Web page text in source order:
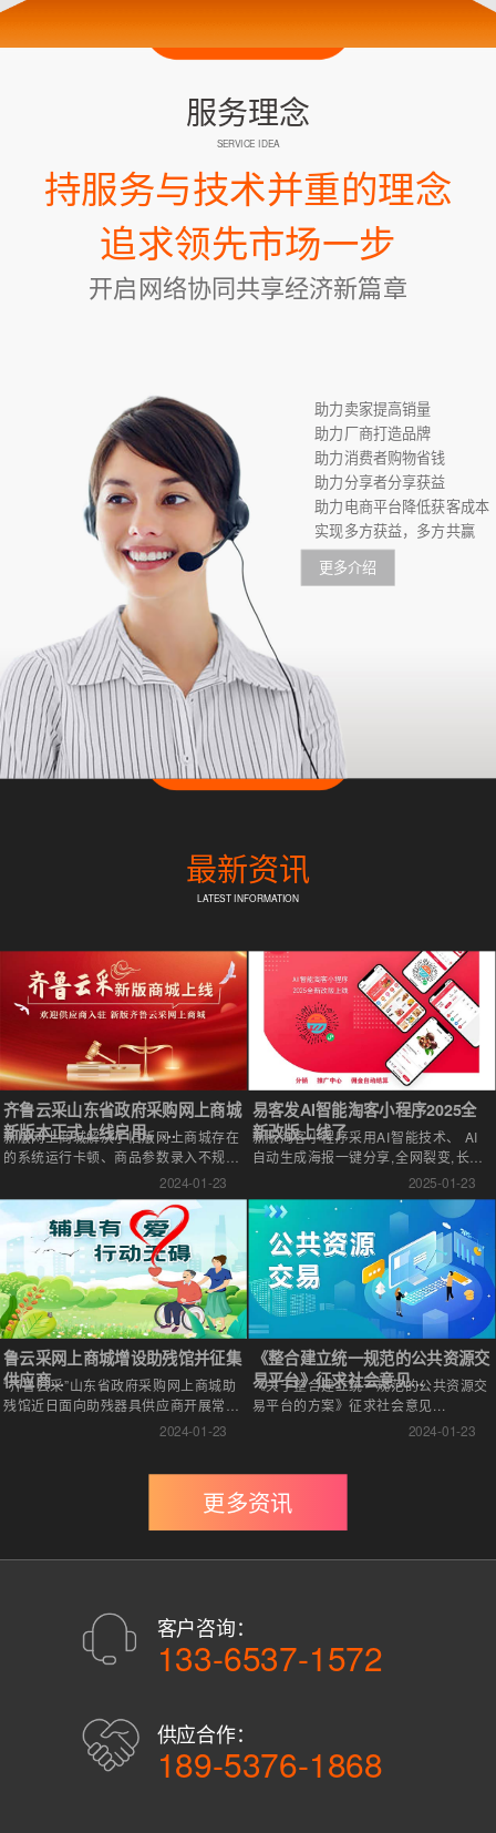
服务理念
SERVICE IDEA
助力卖家提高销量
助力厂商打造品牌
助力消费者购物省钱
助力分享者分享获益
助力电商平台降低获客成本
实现多方获益，多方共赢
持服务与技术并重的理念
追求领先市场一步
开启网络协同共享经济新篇章
更多介绍
最新资讯
LATEST INFORMATION
齐鲁云采山东省政府采购网上商城
新版本正式上线启用。...
新版网上商城解决了旧版网上商城存在
的系统运行卡顿、商品参数录入不规
范、电商平台接入控制管理弱、供应商
角色分类不清晰等问题...
2024-01-23
易客发AI智能淘客小程序2025全
新改版上线了
新版淘客小程序采用AI智能技术、 AI
自动生成海报一键分享,全网裂变,长期
绑定 持续收佣! 易推广,操作简单。不
用耗费人工成本。解决创业痛点。...
2025-01-23
鲁云采网上商城增设助残馆并征集
供应商...
“齐鲁云采”山东省政府采购网上商城助
残馆近日面向助残器具供应商开展常杰
2024-01-23
《整合建立统一规范的公共资源交
易平台》征求社会意见...
《关于整合建立统一规范的公共资源交
易平台的方案》征求社会意见...
2024-01-23
更多资讯
客户咨询：
133-6537-1572
供应合作：
189-5376-1868